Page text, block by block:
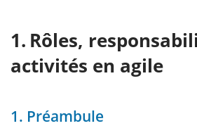
Rôles,
activités en agile
1. Préambule